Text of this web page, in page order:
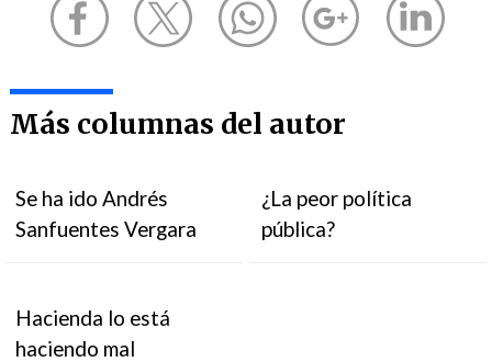
Más columnas del autor
Se ha ido Andrés
Sanfuentes Vergara
¿La peor política
pública?
Hacienda lo está
haciendo mal